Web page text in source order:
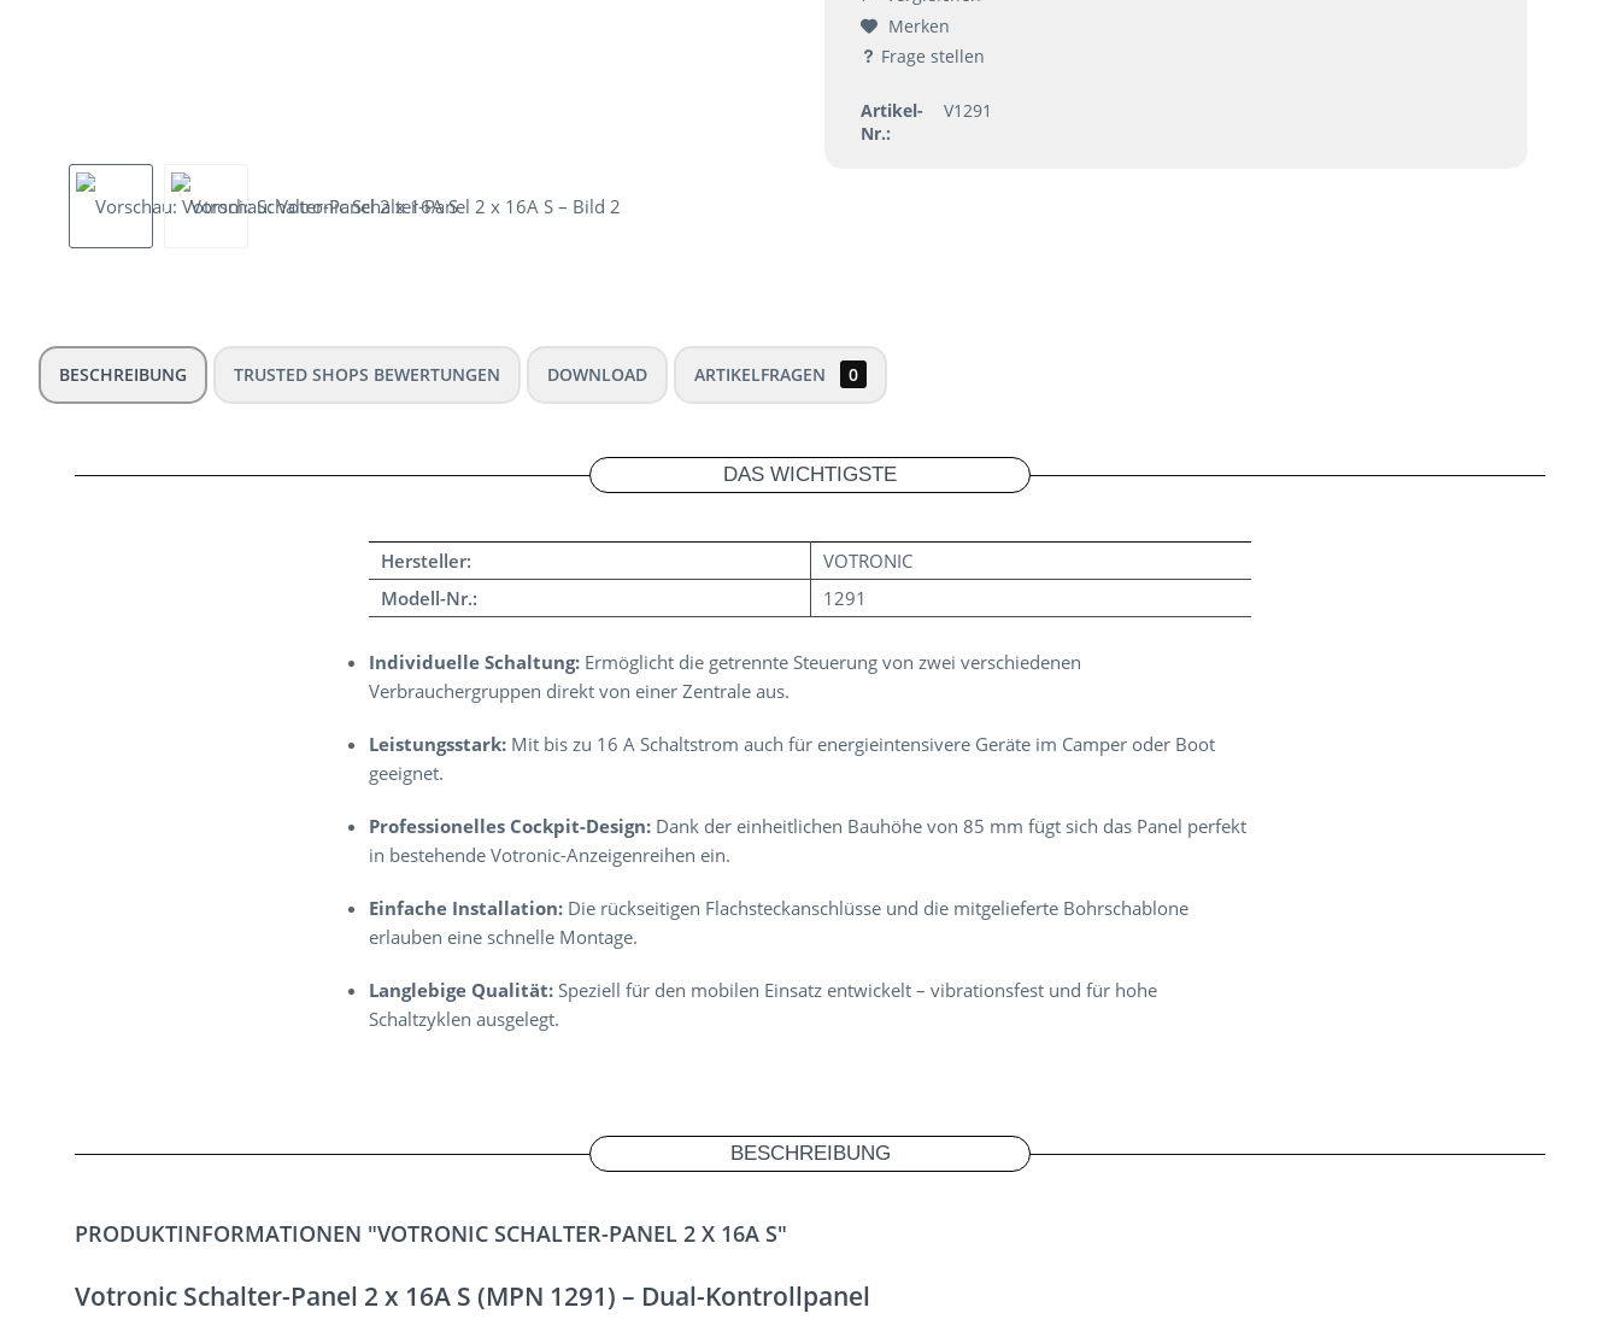
Merken
Frage stellen
Artikel-
Nr.:
V1291
BESCHREIBUNG TRUSTED SHOPS BEWERTUNGEN DOWNLOAD ARTIKELFRAGEN 0
DAS WICHTIGSTE
Hersteller:
VOTRONIC
Modell-Nr.:
1291
Individuelle Schaltung: Ermöglicht die getrennte Steuerung von zwei verschiedenen
Verbrauchergruppen direkt von einer Zentrale aus.
Leistungsstark: Mit bis zu 16 A Schaltstrom auch für energieintensivere Geräte im Camper oder Boot
geeignet.
Professionelles Cockpit-Design: Dank der einheitlichen Bauhöhe von 85 mm fügt sich das Panel perfekt
in bestehende Votronic-Anzeigenreihen ein.
Einfache Installation: Die rückseitigen Flachsteckanschlüsse und die mitgelieferte Bohrschablone
erlauben eine schnelle Montage.
Langlebige Qualität: Speziell für den mobilen Einsatz entwickelt – vibrationsfest und für hohe
Schaltzyklen ausgelegt.
BESCHREIBUNG
PRODUKTINFORMATIONEN "VOTRONIC SCHALTER-PANEL 2 X 16A S"
Votronic Schalter-Panel 2 x 16A S (MPN 1291) – Dual-Kontrollpanel